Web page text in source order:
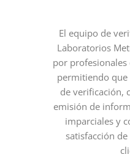
El equipo de
Laboratorios
por profesionales
permitiendo que
de verificación,
emisión de
imparciales y
satisfacción